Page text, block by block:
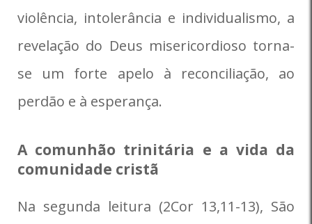
violência, intolerância e individualismo, a
revelação do Deus misericordioso torna-
se um forte apelo à reconciliação, ao
perdão e à esperança.
A comunhão trinitária e a vida da
comunidade cristã
Na segunda leitura (2Cor 13,11-13), São